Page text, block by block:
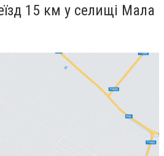
15 км у селищі Мала